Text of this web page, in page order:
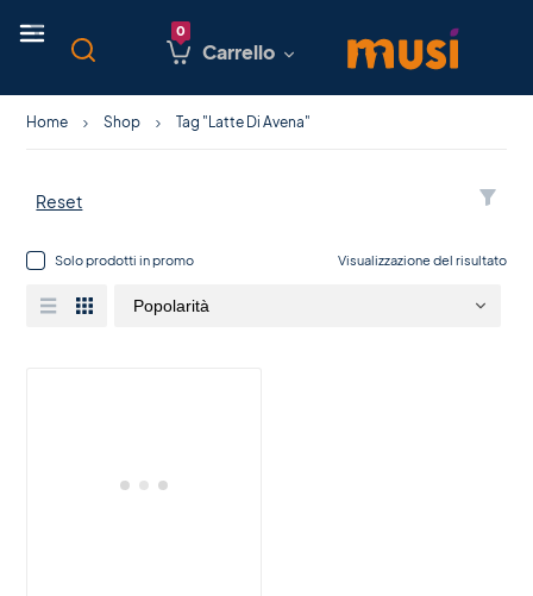
Carrello
Home Shop Tag "Latte Di Avena"
Reset
Solo prodotti in promo Visualizzazione del risultato